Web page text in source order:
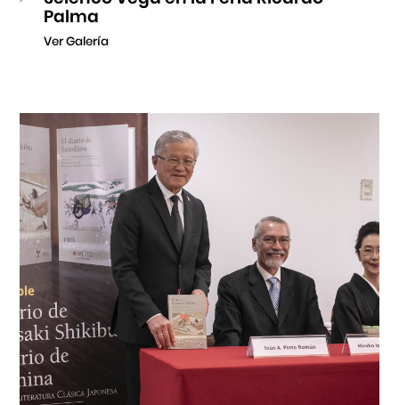
Palma
Ver Galería